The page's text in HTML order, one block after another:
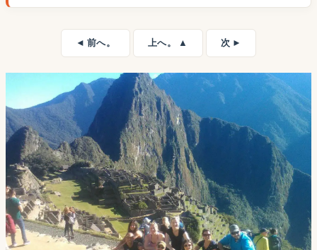
◄ 前へ。 上へ。 ▲ 次 ►